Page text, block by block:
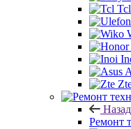
Tcl
Назад
Ремонт